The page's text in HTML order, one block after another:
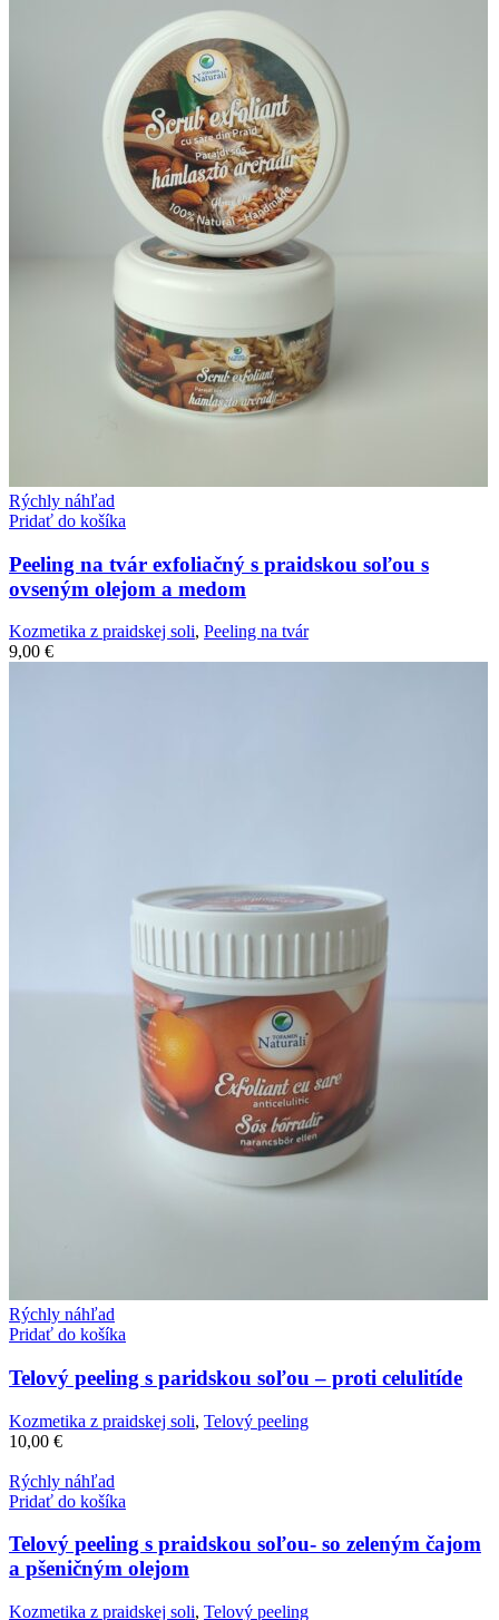
Rýchly náhľad
Pridať do košíka
Peeling na tvár exfoliačný s praidskou soľou s
ovseným olejom a medom
Kozmetika z praidskej soli, Peeling na tvár
9,00 €
Rýchly náhľad
Pridať do košíka
Telový peeling s paridskou soľou – proti celulitíde
Kozmetika z praidskej soli, Telový peeling
10,00 €
Rýchly náhľad
Pridať do košíka
Telový peeling s praidskou soľou- so zeleným čajom
a pšeničným olejom
Kozmetika z praidskej soli, Telový peeling